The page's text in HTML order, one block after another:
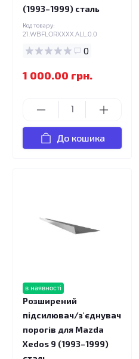
(1993–1999) сталь
Код товару:
21.WBFLORXXXX.ALL.0.0
0
1 000.00 грн.
До кошика
в наявності
Розширений
підсилювач/з'єднувач
порогів для Mazda
Xedos 9 (1993–1999)